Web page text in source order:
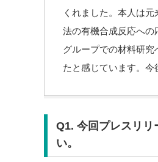
くれました。本人は
法の有機合成反応へ
グループでの材料研
たと感じています。今
Q1. 今回プレスリリ
い。